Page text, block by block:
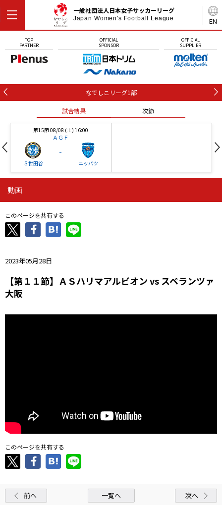
EN
一般社団法人日本女子サッカーリーグ
Japan Women's Football League
TOP
PARTNER
OFFICIAL
SPONSOR
OFFICIAL
SUPPLIER
なでしこリーグ1部
試合結果 次節
第15節 08/08 (土) 16:00
ＡＧＦ
Ｓ世田谷
-
ニッパツ
ニッパツ
ニッパツ
-
石人の星
動画
このページを共有する
2023年05月28日
【第１１節】ＡＳハリマアルビオン vs スペランツァ
大阪
このページを共有する
前へ 一覧へ 次へ